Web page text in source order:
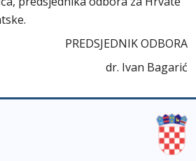
PREDSJEDNIK ODBORA
dr. Ivan Bagarić